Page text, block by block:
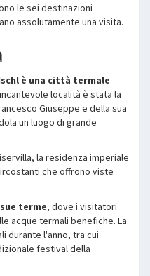
le sei destinazioni
assolutamente una visita.
è una città termale
località è stata la
Giuseppe e della sua
un luogo di grande
la residenza imperiale
che offrono viste
terme, dove i visitatori
acque termali benefiche. La
durante l'anno, tra cui
festival della